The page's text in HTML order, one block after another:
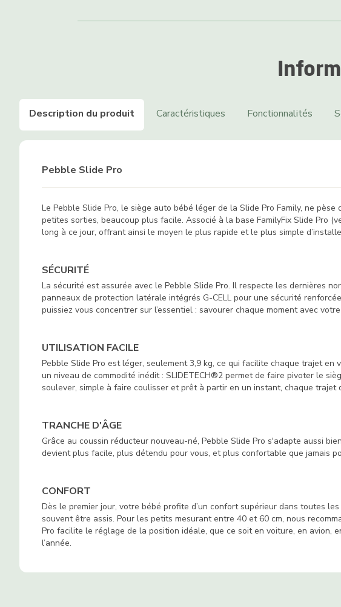
Description du produit
Pebble Slide Pro
Le Pebble Slide Pro, le siège auto bébé léger de la Slide Pro Family, ne
petites sorties, beaucoup plus facile. Associé à la base FamilyFix Slide Pro
long à ce jour, offrant ainsi le moyen le plus rapide et le plus simple
SÉCURITÉ
La sécurité est assurée avec le Pebble Slide Pro. Il respecte les dernières
panneaux de protection latérale intégrés G-CELL pour une sécurité
puissiez vous concentrer sur l’essentiel : savourer chaque moment avec
UTILISATION FACILE
Pebble Slide Pro est léger, seulement 3,9 kg, ce qui facilite chaque trajet
un niveau de commodité inédit : SLIDETECH®2 permet de faire pivoter le
soulever, simple à faire coulisser et prêt à partir en un instant, chaque trajet
TRANCHE D'ÂGE
Grâce au coussin réducteur nouveau-né, Pebble Slide Pro s'adapte aussi
devient plus facile, plus détendu pour vous, et plus confortable que jamais
CONFORT
Dès le premier jour, votre bébé profite d’un confort supérieur dans toutes
souvent être assis. Pour les petits mesurant entre 40 et 60 cm, nous
Pro facilite le réglage de la position idéale, que ce soit en voiture, en
l’année.
Caractéristiques Fonctionnalités